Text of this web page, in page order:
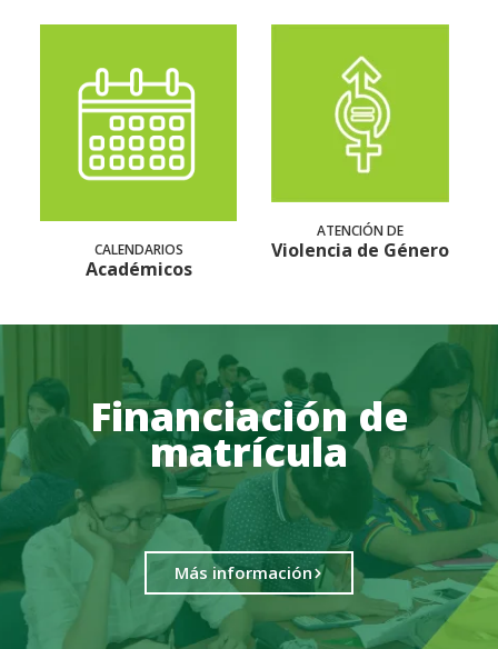
CALENDARIOS
Académicos
ATENCIÓN DE
Violencia de Género
Financiación de
matrícula
Más información